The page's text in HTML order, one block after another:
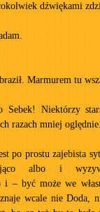
dźwiękami
Marmurem tu
Sebek! Niektórzy
razach mniej
po prostu zajebista
albo i
i – być może we
wcale nie Doda,